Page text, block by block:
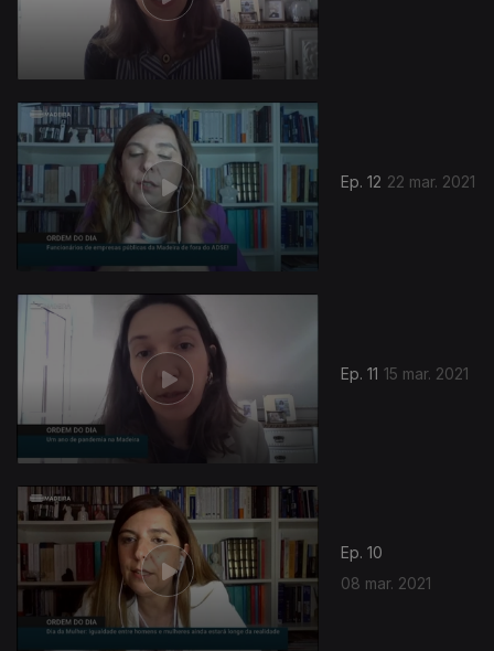
Ep. 12 22 mar. 2021
Ep. 11 15 mar. 2021
Ep. 10
08 mar. 2021